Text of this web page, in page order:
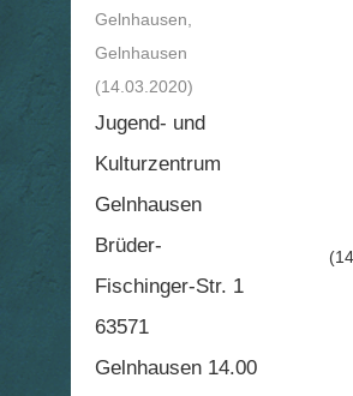
Gelnhausen,
Gelnhausen
(14.03.2020)
Jugend- und
Kulturzentrum
Gelnhausen
Brüder-
Fischinger-Str. 1
63571
Gelnhausen 14.00